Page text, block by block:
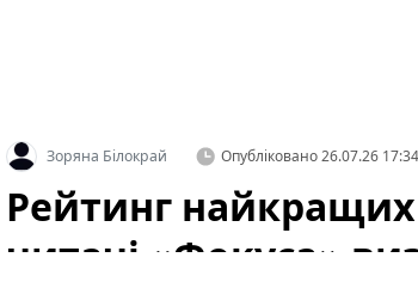
Зоряна Білокрай Опубліковано26.07.26 17:34
Рейтинг найкращих
читачі «Фокуса»